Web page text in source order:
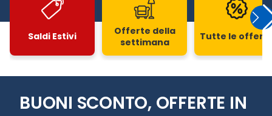
Saldi Estivi
Offerte della
settimana
Tutte le
BUONI SCONTO, OFFERTE IN